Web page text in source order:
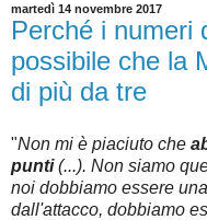
martedì 14 novembre 2017
Perché i numeri
possibile che la
di più da tre
"Non mi è piaciuto che
punti(...). Non siamo
noi dobbiamo essere
dall'attacco, dobbiamo